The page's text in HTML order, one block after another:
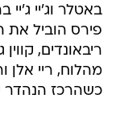
כשהרכז הנהדר של